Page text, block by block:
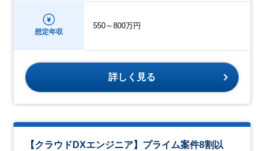
想定年収
550～800万円
詳しく見る
【クラウドDXエンジニア】プライム案件8割以